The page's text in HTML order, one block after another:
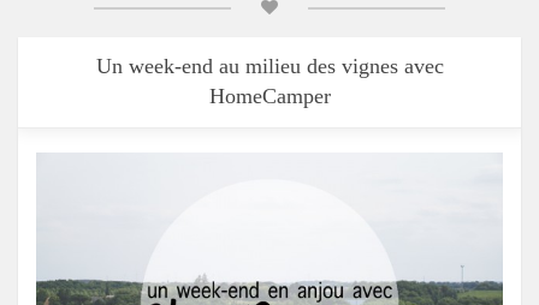
Un week-end au milieu des vignes avec
HomeCamper